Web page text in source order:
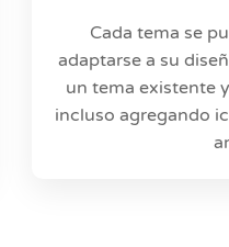
Cada tema se
adaptarse a su
un tema existente
incluso agregando